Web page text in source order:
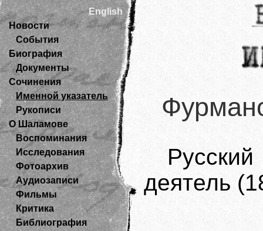
English
Новости
События
Биография
Документы
Сочинения
Именной указатель
Рукописи
О Шаламове
Воспоминания
Исследования
Фотоархив
Аудиозаписи
Фильмы
Критика
Библиография
деятель